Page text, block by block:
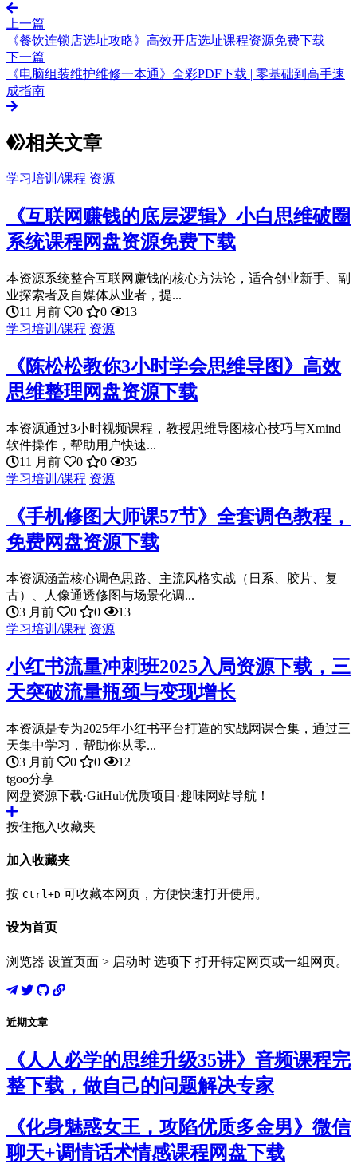
上一篇
《餐饮连锁店选址攻略》高效开店选址课程资源免费下载
下一篇
《电脑组装维护维修一本通》全彩PDF下载 | 零基础到高手速
成指南
相关文章
学习培训/课程 资源
《互联网赚钱的底层逻辑》小白思维破圈
系统课程网盘资源免费下载
本资源系统整合互联网赚钱的核心方法论，适合创业新手、副
业探索者及自媒体从业者，提...
11 月前
0 0
13
学习培训/课程 资源
《陈松松教你3小时学会思维导图》高效
思维整理网盘资源下载
本资源通过3小时视频课程，教授思维导图核心技巧与Xmind
软件操作，帮助用户快速...
11 月前
0 0
35
学习培训/课程 资源
《手机修图大师课57节》全套调色教程，
免费网盘资源下载
本资源涵盖核心调色思路、主流风格实战（日系、胶片、复
古）、人像通透修图与场景化调...
3 月前
0 0
13
学习培训/课程 资源
小红书流量冲刺班2025入局资源下载，三
天突破流量瓶颈与变现增长
本资源是专为2025年小红书平台打造的实战网课合集，通过三
天集中学习，帮助你从零...
3 月前
0 0
12
tgoo分享
网盘资源下载·GitHub优质项目·趣味网站导航！
按住拖入收藏夹
加入收藏夹
按 Ctrl+D 可收藏本网页，方便快速打开使用。
设为首页
浏览器 设置页面 > 启动时 选项下 打开特定网页或一组网页。
近期文章
《人人必学的思维升级35讲》音频课程完
整下载，做自己的问题解决专家
《化身魅惑女王，攻陷优质多金男》微信
聊天+调情话术情感课程网盘下载